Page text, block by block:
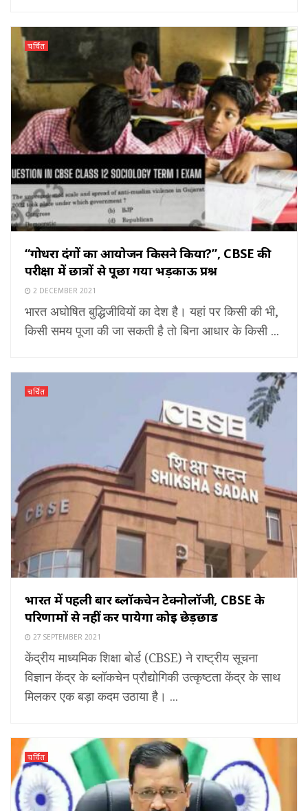
चर्चित
“गोधरा दंगों का आयोजन किसने किया?”, CBSE की
परीक्षा में छात्रों से पूछा गया भड़काऊ प्रश्न
2 DECEMBER 2021
भारत अघोषित बुद्धिजीवियों का देश है। यहां पर किसी की भी,
किसी समय पूजा की जा सकती है तो बिना आधार के किसी ...
चर्चित
भारत में पहली बार ब्लॉकचेन टेक्नोलॉजी, CBSE के
परिणामों से नहीं कर पायेगा कोई छेड़छाड
27 SEPTEMBER 2021
केंद्रीय माध्यमिक शिक्षा बोर्ड (CBSE) ने राष्ट्रीय सूचना
विज्ञान केंद्र के ब्लॉकचेन प्रौद्योगिकी उत्कृष्टता केंद्र के साथ
मिलकर एक बड़ा कदम उठाया है। ...
चर्चित